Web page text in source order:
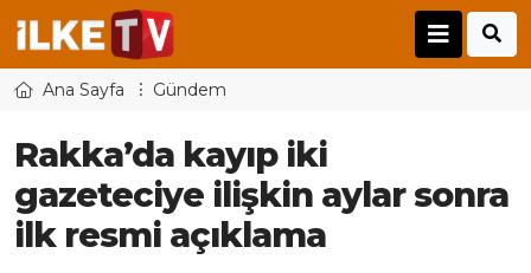
Ana Sayfa Gündem
Rakka’da kayıp iki
gazeteciye ilişkin aylar sonra
ilk resmi açıklama